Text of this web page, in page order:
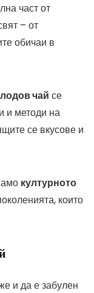
част от
– от
обичаи в
чай се
и методи на
се вкусове и
културното
които
и да е забулен